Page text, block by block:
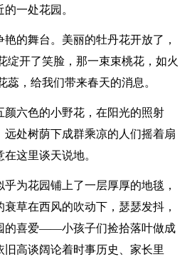
一处花园。
的舞台。美丽的牡丹花开放了，
绽开了笑脸，那一束束桃花，如火
蕊，给我们带来春天的消息。
颜六色的小野花，在阳光的照射
处树荫下成群乘凉的人们摇着扇
这里谈天说地。
为花园铺上了一层厚厚的地毯，
草在西风的吹动下，瑟瑟发抖，
的喜爱——小孩子们捡拾落叶做成
高谈阔论着时事历史、家长里